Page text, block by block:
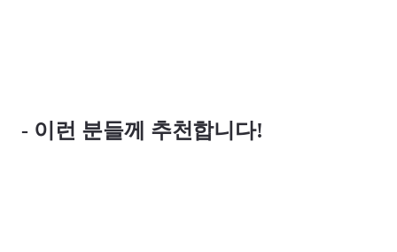
- 이런 분들께 추천합니다!